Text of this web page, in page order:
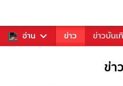
อ่าน
คุณ กีฬา ข่าว ข่าวบันเ
ข่าว